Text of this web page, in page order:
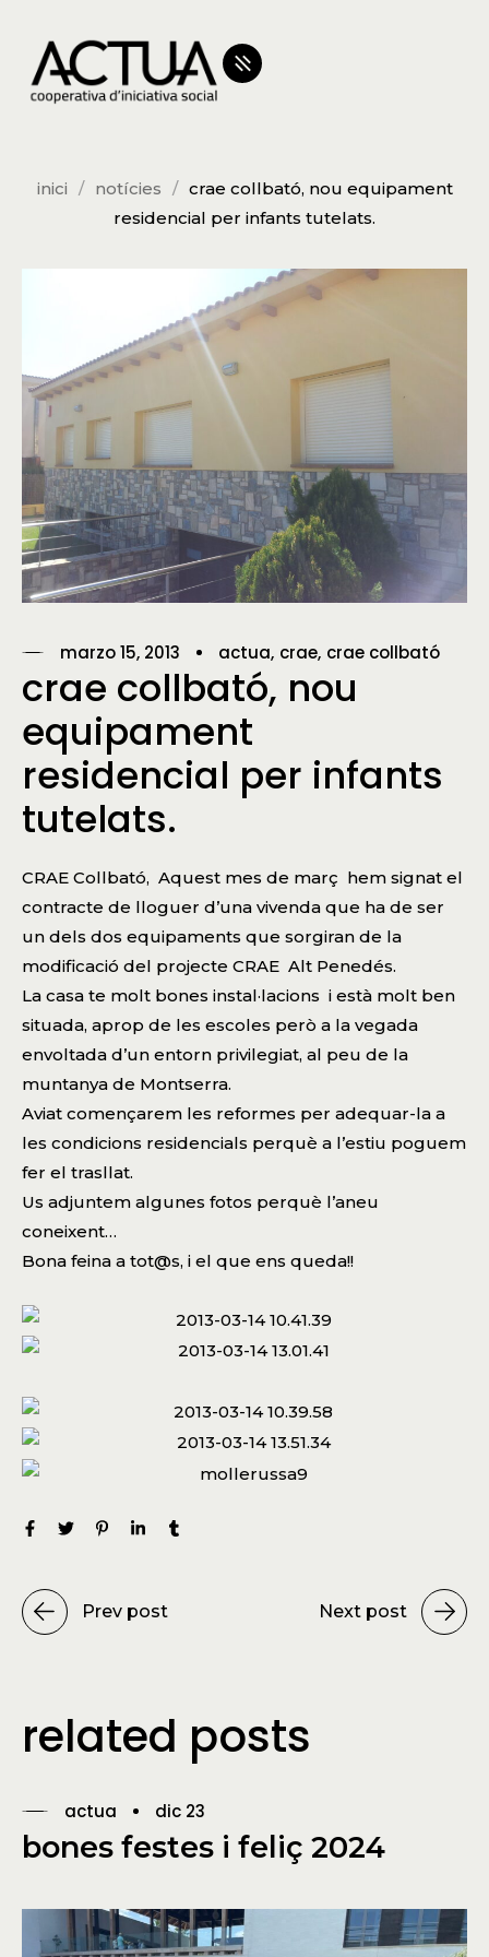
inici notícies
crae collbató, nou equipament
residencial per infants tutelats.
marzo 15, 2013 actua crae crae collbató
crae collbató, nou
equipament
residencial per infants
tutelats.
CRAE Collbató, Aquest mes de març hem signat el
contracte de lloguer d’una vivenda que ha de ser
un dels dos equipaments que sorgiran de la
modificació del projecte CRAE Alt Penedés.
La casa te molt bones instal·lacions i està molt ben
situada, aprop de les escoles però a la vegada
envoltada d’un entorn privilegiat, al peu de la
muntanya de Montserra.
Aviat començarem les reformes per adequar-la a
les condicions residencials perquè a l’estiu poguem
fer el trasllat.
Us adjuntem algunes fotos perquè l’aneu
coneixent…
Bona feina a tot@s, i el que ens queda!!
Prev post Next post
related posts
actua dic 23
bones festes i feliç 2024